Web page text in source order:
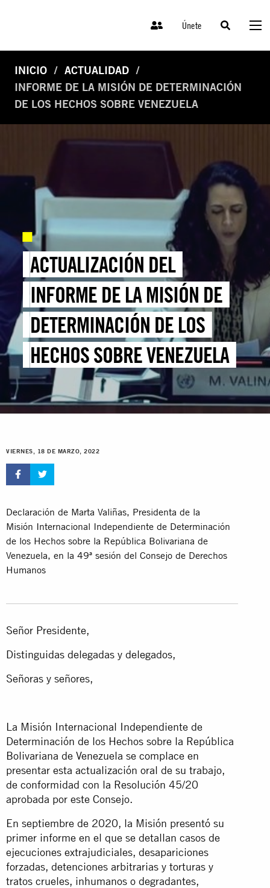
Únete
INICIO
ACTUALIDAD
INFORME DE LA MISIÓN DE DETERMINACIÓN
DE LOS HECHOS SOBRE VENEZUELA
ACTUALIZACIÓN DEL
INFORME DE LA MISIÓN DE
DETERMINACIÓN DE LOS
HECHOS SOBRE VENEZUELA
VIERNES, 18 DE MARZO, 2022
Declaración de Marta Valiñas, Presidenta de la
Misión Internacional Independiente de Determinación
de los Hechos sobre la República Bolivariana de
Venezuela, en la 49ª sesión del Consejo de Derechos
Humanos
Señor Presidente,
Distinguidas delegadas y delegados,
Señoras y señores,
La Misión Internacional Independiente de
Determinación de los Hechos sobre la República
Bolivariana de Venezuela se complace en
presentar esta actualización oral de su trabajo,
de conformidad con la Resolución 45/20
aprobada por este Consejo.
En septiembre de 2020, la Misión presentó su
primer informe en el que se detallan casos de
ejecuciones extrajudiciales, desapariciones
forzadas, detenciones arbitrarias y torturas y
tratos crueles, inhumanos o degradantes,